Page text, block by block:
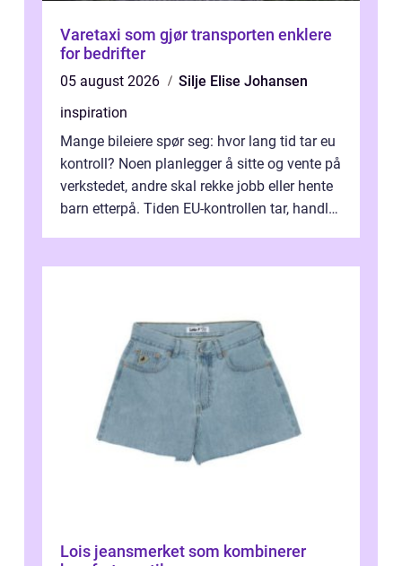
Varetaxi som gjør transporten enklere
for bedrifter
05 august 2026
Silje Elise Johansen
inspiration
Mange bileiere spør seg: hvor lang tid tar eu
kontroll? Noen planlegger å sitte og vente på
verkstedet, andre skal rekke jobb eller hente
barn etterpå. Tiden EU-kontrollen tar, handler
Lois jeansmerket som kombinerer